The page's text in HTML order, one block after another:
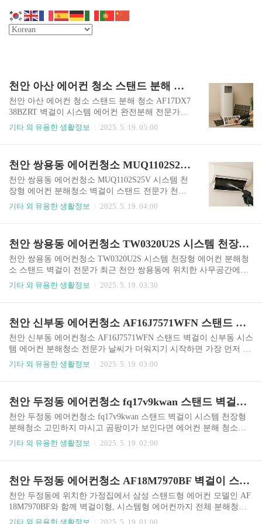
천안 아산 에어컨 청소 스탠드 분해 청소 AF17DX738BZRT 벽걸이 시스템 에어컨 완전분해
천안 아산 에어컨 청소 스탠드 분해 청소 AF17DX7
38BZRT 벽걸이 시스템 에어컨 완전분해 전문가에
게 맡겨야 되는 이유 아래 링크와 블로그 내용을 보
RT 벽걸이 시스템 에어컨 완전분해 천안과 아산 지
역은 가정집뿐 아니라 학원, 병원, 사무실 등 다양
한 공간에서 에어컨 사용이 활발한 지역입니다. 이
번에는 삼성 스탠드형 에어컨 AF17DX738BZRT를
포함해 벽걸이형 2대, 천장형 시스템 에어컨 1대를
하고, 바람에서 퀴퀴한 냄새가 느껴진다며 연락을
주..
기타 외 유용한 생활정보 2025. 5. 19. 05:00
천안 쌍용동 에어컨청소 MUQ1102S25V 시스템 천장형 에어컨 분해청소 벽걸이 스탠드 전문가
천안 쌍용동 에어컨청소 MUQ1102S25V 시스템 천
장형 에어컨 분해청소 벽걸이 스탠드 전문가 천안
쌍용동의 한 교습소에서 의뢰받은 이번 에어컨청
냉방을 시작하기 전, 쾌적한 실내 공기를 위해 고객
님께서 미리 점검을 요청하셨고, 실내에서 발생하
던 곰팡이 냄새와 풍량 약화 문제를 해결하고자 싹
쓰리팀이 출동했습니다. 천안 쌍용동 에어컨청소
MUQ1102S25V 시스템 천장형 에어컨 분해청소 벽
스템형 제품으로, 특히 사무실이나 교육시설 등에
서 많이 사용..
기타 외 유용한 생활정보 2025. 5. 19. 04:00
천안 쌍용동 에어컨청소 TW0320U2S 시스템 천장형 에어컨 분해청소 스탠드 벽걸이 전문가
천안 쌍용동 에어컨청소 TW0320U2S 시스템 천장형 에어컨 분해청
소 스탠드 벽걸이 전문가 최근 천안 쌍용동에 위치한 사무공간에서
LG 시스템 천장형 에어컨 TW0320U2S를 비롯해 스탠드형, 벽걸이
신속한 청소를 원하셨습니다. 천안 쌍용동 에어컨청소 TW0320U2S
시스템 천장형 에어컨 분해청소 스탠드 벽걸이 전문가 에어컨 청소
할인 만원 할인쿠폰 받기 왜 시스템 에어컨 분해청소가 필요할까요?
TW0320U2S와 같은 천장형 시스템 에어컨은 구조적으로 천장에 매
립되어 있기 때문에 평소엔 오염 상태를 육..
기타 외 유용한 생활정보 2025. 5. 19. 03:30
천안 신부동 에어컨청소 AF16J7571WFN 스탠드 벽걸이 신부동 시스템 에어컨 분해청소 전문가
천안 신부동 에어컨청소 AF16J7571WFN 스탠드 벽걸이 신부동 시스
템 에어컨 분해청소 전문가 날씨가 더워지기 시작하면 가장 먼저 손
이 가는 게 에어컨입니다. 하지만 작동은 되는데 바람에서 퀴퀴한 냄
벽걸이형, 천장형 시스템 에어컨까지 전 기종 분해청소를 의뢰해주
셨습니다.천안 신부동 에어컨청소 AF16J7571WFN 스탠드 벽걸이 신
부동 시스템 에어컨 분해청소 전문가 에어컨 청소 할인 만원 할인쿠
폰 받기 ✅ 냄새, 풍량 저하, 곰팡이... 문제의 원인은 ‘에어컨 내부’
겉보기엔 멀쩡한 에어컨이..
기타 외 유용한 생활정보 2025. 5. 19. 03:00
천안 두정동 에어컨청소 fq17v9kwan 스탠드 벽걸이 시스템 천장형 분해청소
천안 두정동 에어컨청소 fq17v9kwan 스탠드 벽걸이 시스템 천장형
분해청소 고민하지 마시고 곰팡이가 보인다면 에어컨 분해 청소를
추천드립니다. 에어컨 청소 할인 만원 할인쿠폰 받기 천안 두정동 에
고객님도 같은 고민으로 저희 싹쓰리 에어컨 청소에 문의를 주셨습
니다. 사용 중인 제품은 LG 스탠드형 에어컨 FQ17V9KWAN, 여기에
벽걸이형 2대, 천장형 시스템 에어컨까지 함께 사용 중이셨는데, 전
부 분해 청소를 원하셨습니다. 실제로 현장 점검을 해보니 모든 기기
기타 외 유용한 생활정보 2025. 5. 19. 02:00
천안 두정동 에어컨청소 AF18M7970BF 벽걸이 스탠드 시스템에어컨 분해청소
천안 두정동에 위치한 가정집에서 삼성 스탠드형 에어컨 모델인 AF
18M7970BF와 함께 벽걸이형, 시스템형 에어컨까지 전체 분해청소
를 진행했습니다. 의뢰인께서는 “에어컨에서 냄새가 나고, 바람이
기타 외 유용한 생활정보 2025. 5. 19. 01:00